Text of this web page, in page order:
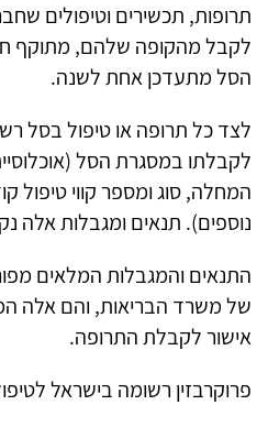
תרופות, תכשירים וטיפולים
לקבל מהקופה שלהם, מתוקף
הסל מתעדכן אחת לשנה.
לצד כל תרופה או טיפול בסל
לקבלתו במסגרת הסל
המחלה, סוג ומספר קווי טיפול
נוספים). תנאים ומגבלות אלה
התנאים והמגבלות המלאים
של משרד הבריאות, והם אלה
אישור לקבלת התרופה.
פרוקרבזין רשומה בישראל לטיפול